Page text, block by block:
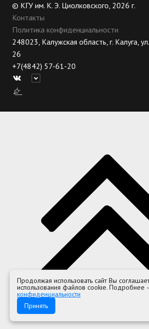
© КГУ им. К. Э. Циолковского, 2026 г.
Контакты
Политика конфиденциальности
248023, Калужская область, г. Калуга,
26
+7(4842) 57-61-20
Продолжая использовать сайт Вы
использования файлов cookie. Подробнее
конфиденциальности
Принять